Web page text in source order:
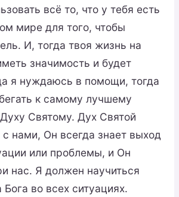
всё то, что у тебя есть
мире для того, чтобы
И, тогда твоя жизнь на
значимость и будет
я нуждаюсь в помощи, тогда
к самому лучшему
Святому. Дух Святой
нами, Он всегда знает выход
или проблемы, и Он
нас. Я должен научиться
Бога во всех ситуациях.